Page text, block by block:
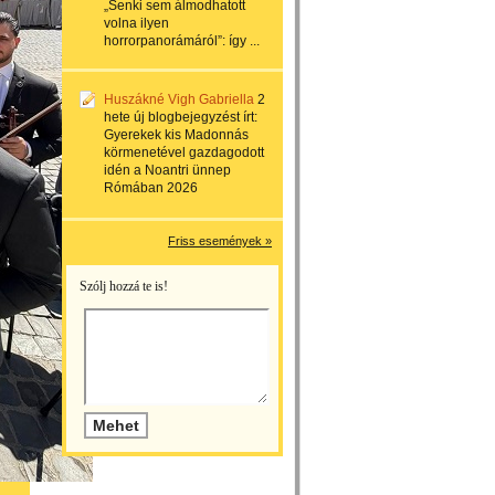
„Senki sem álmodhatott
volna ilyen
horrorpanorámáról”: így ...
Huszákné Vigh Gabriella 2
hete új blogbejegyzést írt:
Gyerekek kis Madonnás
körmenetével gazdagodott
idén a Noantri ünnep
Rómában 2026
Friss események »
Szólj hozzá te is!